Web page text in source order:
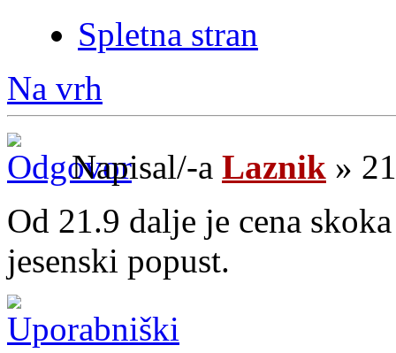
Spletna stran
Na vrh
Napisal/-a Laznik »
Od 21.9 dalje je cena
jesenski popust.